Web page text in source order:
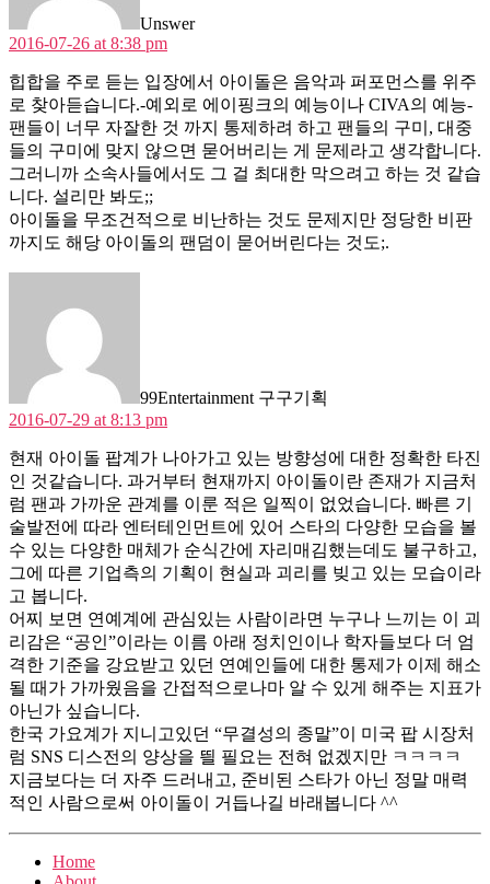
Unswer
2016-07-26 at 8:38 pm
힙합을 주로 듣는 입장에서 아이돌은 음악과 퍼포먼스를 위주
로 찾아듣습니다.-예외로 에이핑크의 예능이나 CIVA의 예능-
팬들이 너무 자잘한 것 까지 통제하려 하고 팬들의 구미, 대중
들의 구미에 맞지 않으면 묻어버리는 게 문제라고 생각합니다.
그러니까 소속사들에서도 그 걸 최대한 막으려고 하는 것 같습
니다. 설리만 봐도;;
아이돌을 무조건적으로 비난하는 것도 문제지만 정당한 비판
까지도 해당 아이돌의 팬덤이 묻어버린다는 것도;.
99Entertainment 구구기획
2016-07-29 at 8:13 pm
현재 아이돌 팝계가 나아가고 있는 방향성에 대한 정확한 타진
인 것같습니다. 과거부터 현재까지 아이돌이란 존재가 지금처
럼 팬과 가까운 관계를 이룬 적은 일찍이 없었습니다. 빠른 기
술발전에 따라 엔터테인먼트에 있어 스타의 다양한 모습을 볼
수 있는 다양한 매체가 순식간에 자리매김했는데도 불구하고,
그에 따른 기업측의 기획이 현실과 괴리를 빚고 있는 모습이라
고 봅니다.
어찌 보면 연예계에 관심있는 사람이라면 누구나 느끼는 이 괴
리감은 “공인”이라는 이름 아래 정치인이나 학자들보다 더 엄
격한 기준을 강요받고 있던 연예인들에 대한 통제가 이제 해소
될 때가 가까웠음을 간접적으로나마 알 수 있게 해주는 지표가
아닌가 싶습니다.
한국 가요계가 지니고있던 “무결성의 종말”이 미국 팝 시장처
럼 SNS 디스전의 양상을 띌 필요는 전혀 없겠지만 ㅋㅋㅋㅋ
지금보다는 더 자주 드러내고, 준비된 스타가 아닌 정말 매력
적인 사람으로써 아이돌이 거듭나길 바래봅니다 ^^
Home